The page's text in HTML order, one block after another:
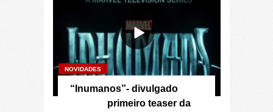
NOVIDADES
“Inumanos”- divulgado
primeiro teaser da